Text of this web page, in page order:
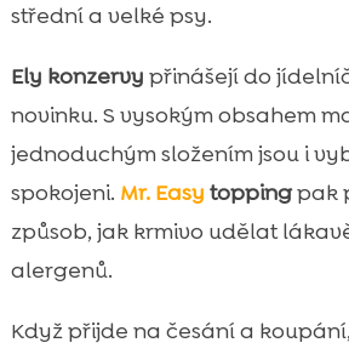
střední a velké psy.
Ely konzervy přinášejí do
novinku. S vysokým obsahem
jednoduchým složením jsou i
spokojeni. Mr. Easy toppingpak
způsob, jak krmivo udělat
alergenů.
Když přijde na česání a